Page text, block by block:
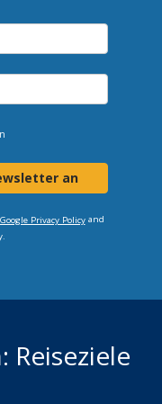
an
Google Privacy Policyand
Reiseziele